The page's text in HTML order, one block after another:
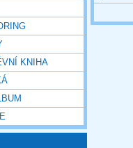
KNIHA